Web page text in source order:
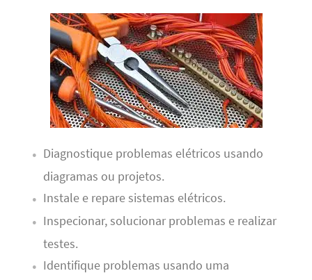
Diagnostique problemas elétricos usando
diagramas ou projetos.
Instale e repare sistemas elétricos.
Inspecionar, solucionar problemas e realizar
testes.
Identifique problemas usando uma